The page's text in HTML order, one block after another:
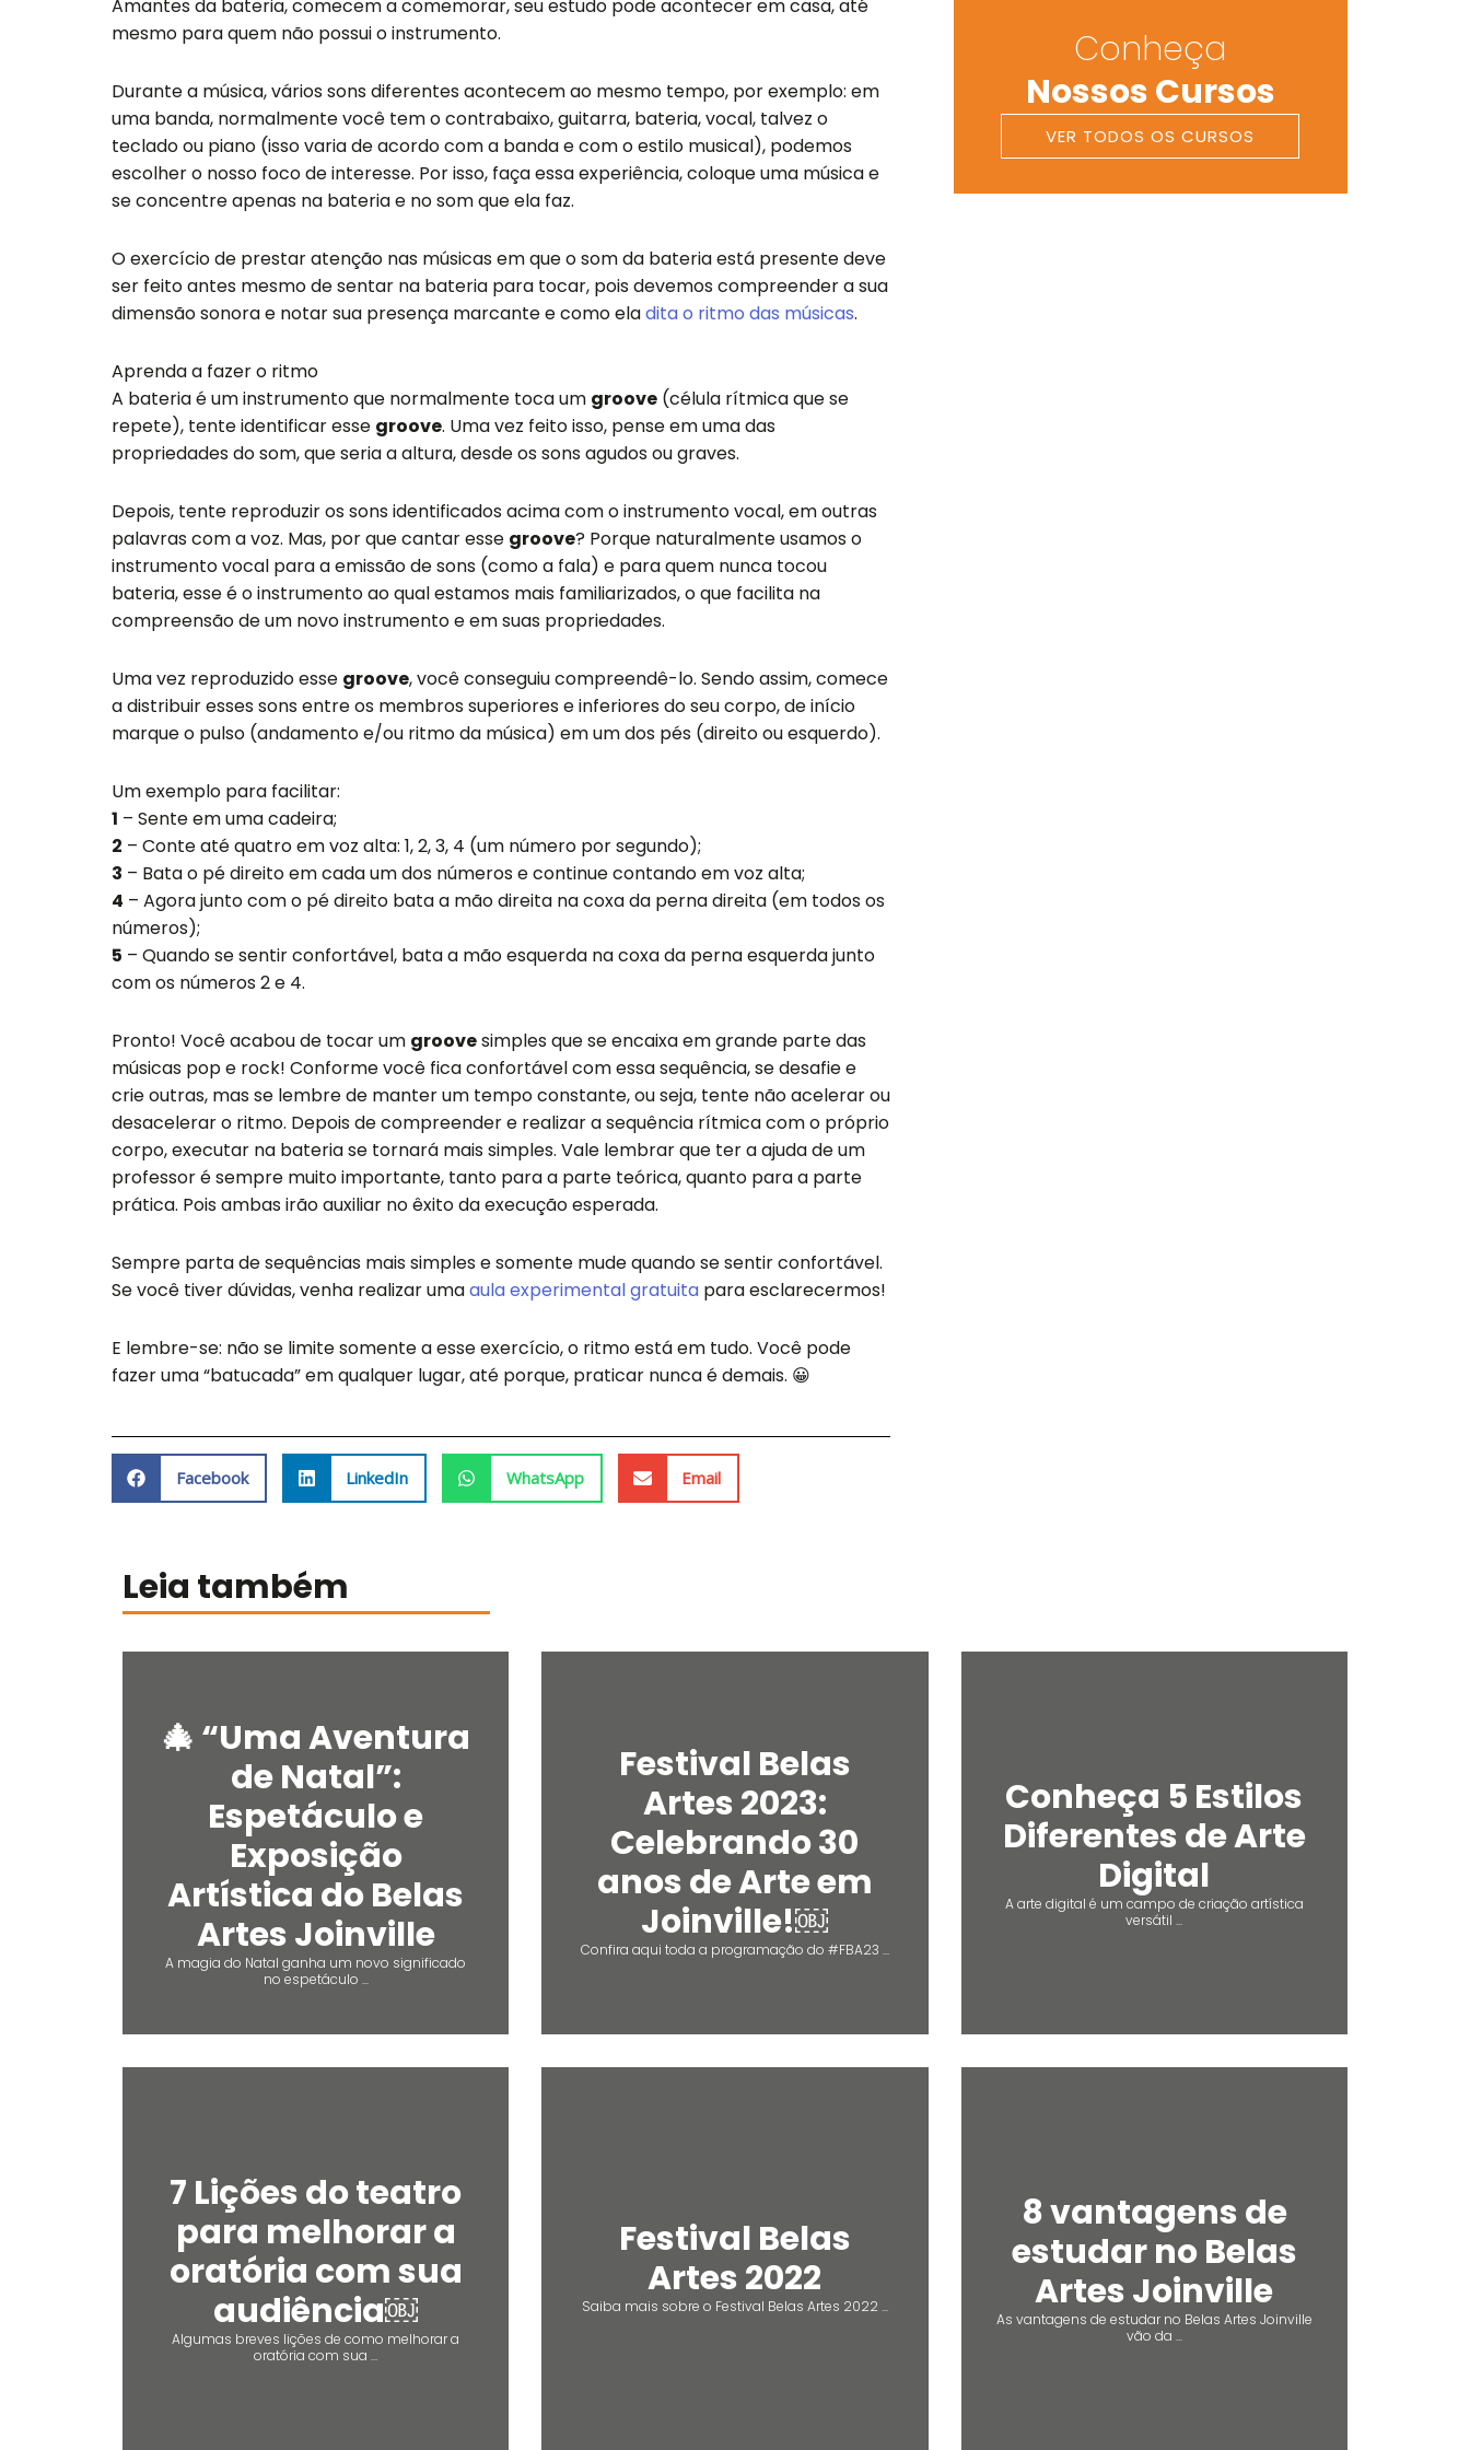
q
u
a
r
Amantes da bateria, comecem a comemorar, seu estudo pode acontecer em casa, até
mesmo para quem não possui o instrumento.
Durante a música, vários sons diferentes acontecem ao mesmo tempo, por exemplo: em
uma banda, normalmente você tem o contrabaixo, guitarra, bateria, vocal, talvez o
teclado ou piano (isso varia de acordo com a banda e com o estilo musical), podemos
escolher o nosso foco de interesse. Por isso, faça essa experiência, coloque uma música e
se concentre apenas na bateria e no som que ela faz.
O exercício de prestar atenção nas músicas em que o som da bateria está presente deve
ser feito antes mesmo de sentar na bateria para tocar, pois devemos compreender a sua
dimensão sonora e notar sua presença marcante e como eladita o ritmo das músicas.
Aprenda a fazer o ritmo
A bateria é um instrumento que normalmente toca um groove (célula rítmica que se
repete), tente identificar esse groove. Uma vez feito isso, pense em uma das
propriedades do som, que seria a altura, desde os sons agudos ou graves.
Depois, tente reproduzir os sons identificados acima com o instrumento vocal, em outras
palavras com a voz. Mas, por que cantar esse groove? Porque naturalmente usamos o
instrumento vocal para a emissão de sons (como a fala) e para quem nunca tocou
bateria, esse é o instrumento ao qual estamos mais familiarizados, o que facilita na
compreensão de um novo instrumento e em suas propriedades.
Uma vez reproduzido esse groove, você conseguiu compreendê-lo. Sendo assim, comece
a distribuir esses sons entre os membros superiores e inferiores do seu corpo, de início
marque o pulso (andamento e/ou ritmo da música) em um dos pés (direito ou esquerdo).
Um exemplo para facilitar:
1 – Sente em uma cadeira;
2 – Conte até quatro em voz alta: 1, 2, 3, 4 (um número por segundo);
3 – Bata o pé direito em cada um dos números e continue contando em voz alta;
4 – Agora junto com o pé direito bata a mão direita na coxa da perna direita (em todos os
números);
5 – Quando se sentir confortável, bata a mão esquerda na coxa da perna esquerda junto
com os números 2 e 4.
Pronto! Você acabou de tocar um groovesimples que se encaixa em grande parte das
músicas pop e rock! Conforme você fica confortável com essa sequência, se desafie e
crie outras, mas se lembre de manter um tempo constante, ou seja, tente não acelerar ou
desacelerar o ritmo. Depois de compreender e realizar a sequência rítmica com o próprio
corpo, executar na bateria se tornará mais simples. Vale lembrar que ter a ajuda de um
professor é sempre muito importante, tanto para a parte teórica, quanto para a parte
prática. Pois ambas irão auxiliar no êxito da execução esperada.
Sempre parta de sequências mais simples e somente mude quando se sentir confortável.
Se você tiver dúvidas, venha realizar umaaula experimental gratuita para esclarecermos!
E lembre-se: não se limite somente a esse exercício, o ritmo está em tudo. Você pode
fazer uma “batucada” em qualquer lugar, até porque, praticar nunca é demais. 😀
Facebook LinkedIn WhatsApp Email
Conheça
Nossos Cursos
VER TODOS OS CURSOS
Leia também
🎄 “Uma Aventura
de Natal”:
Espetáculo e
Exposição
Artística do Belas
Artes Joinville
A magia do Natal ganha um novo significado
no espetáculo ...
Festival Belas
Artes 2023:
Celebrando 30
anos de Arte em
Joinville!￼
Confira aqui toda a programação do #FBA23 ...
Conheça 5 Estilos
Diferentes de Arte
Digital
A arte digital é um campo de criação artística
versátil ...
7 Lições do teatro
para melhorar a
oratória com sua
audiência￼
Algumas breves lições de como melhorar a
oratória com sua ...
Festival Belas
Artes 2022
Saiba mais sobre o Festival Belas Artes 2022 ...
8 vantagens de
estudar no Belas
Artes Joinville
As vantagens de estudar no Belas Artes Joinville
vão da ...